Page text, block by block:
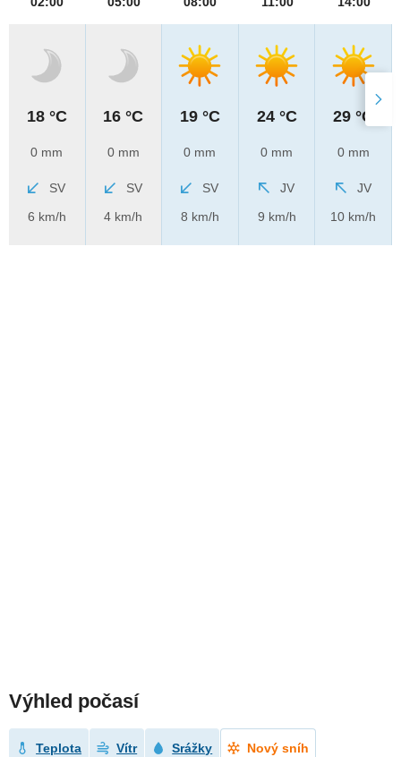
18 °C
0 mm
SV
6 km/h
16 °C
0 mm
SV
4 km/h
19 °C
0 mm
SV
8 km/h
24 °C
0 mm
JV
9 km/h
29 °C
0 mm
JV
10 km/h
Výhled počasí
Teplota Vítr Srážky Nový sníh